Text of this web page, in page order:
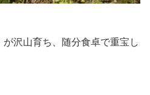
が沢山育ち、随分食卓で重宝し